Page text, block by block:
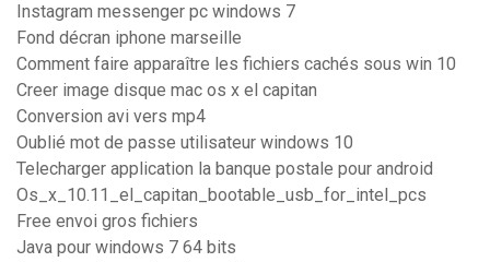
Instagram messenger pc windows 7
Fond décran iphone marseille
Comment faire apparaître les fichiers cachés sous win 10
Creer image disque mac os x el capitan
Conversion avi vers mp4
Oublié mot de passe utilisateur windows 10
Telecharger application la banque postale pour android
Os_x_10.11_el_capitan_bootable_usb_for_intel_pcs
Free envoi gros fichiers
Java pour windows 7 64 bits